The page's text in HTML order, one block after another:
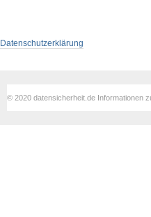
Datenschutzerklärung
© 2020 datensicherheit.de Informationen